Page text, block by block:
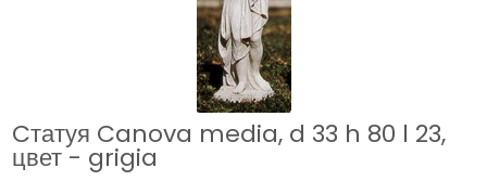
Cтатуя Canova media, d 33 h 80 l 23,
цвет - grigia